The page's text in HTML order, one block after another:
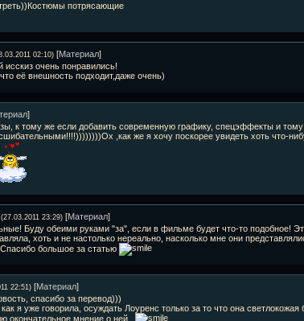
потрясающие
02:10) [Материал]
исскиз очень понравились!
её внешность подходит,даже очень)
]
к тому же если добавить современную графику, спецэффекты и тому
,как же я хочу поскорее увидеть хоть что-
(27.03.2011 23:29) [Материал]
Буду обеими руками "за", если в фильме будет что-то подобное!
хоть и не настолько нереально, насколько мне они
Спасибо большое за статью
22:51) [Материал]
спасибо за перевод)))
я уже говорила, осуждать Лоуренс только за то что она светлокожая
окончательное мнение о ней..